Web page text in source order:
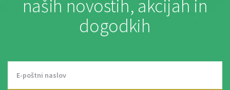
naših novostih, akcijah in
dogodkih